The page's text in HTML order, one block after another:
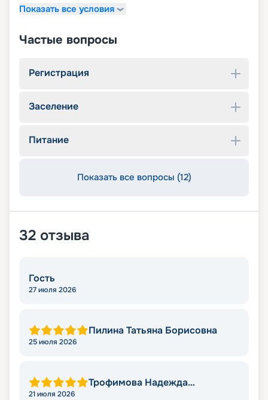
Показать все условия
Частые вопросы
Регистрация
Заселение
Питание
Показать все вопросы (12)
32 отзыва
Гость
27 июля 2026
Пилина Татьяна Борисовна
25 июля 2026
Трофимова Надежда
21 июля 2026